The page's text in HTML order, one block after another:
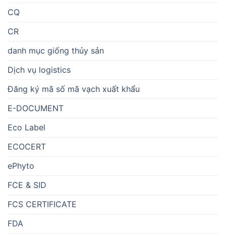
CQ
CR
danh mục giống thủy sản
Dịch vụ logistics
Đăng ký mã số mã vạch xuất khẩu
E-DOCUMENT
Eco Label
ECOCERT
ePhyto
FCE & SID
FCS CERTIFICATE
FDA